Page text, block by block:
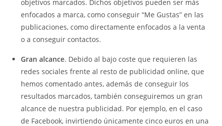
objetivos marcados. Dichos objetivos pueden ser más
enfocados a marca, como conseguir “Me Gustas” en las
publicaciones, como directamente enfocados a la venta
o a conseguir contactos.
Gran alcance. Debido al bajo coste que requieren las
redes sociales frente al resto de publicidad online, que
hemos comentado antes, además de conseguir los
resultados marcados, también conseguiremos un gran
alcance de nuestra publicidad. Por ejemplo, en el caso
de Facebook, invirtiendo únicamente cinco euros en una